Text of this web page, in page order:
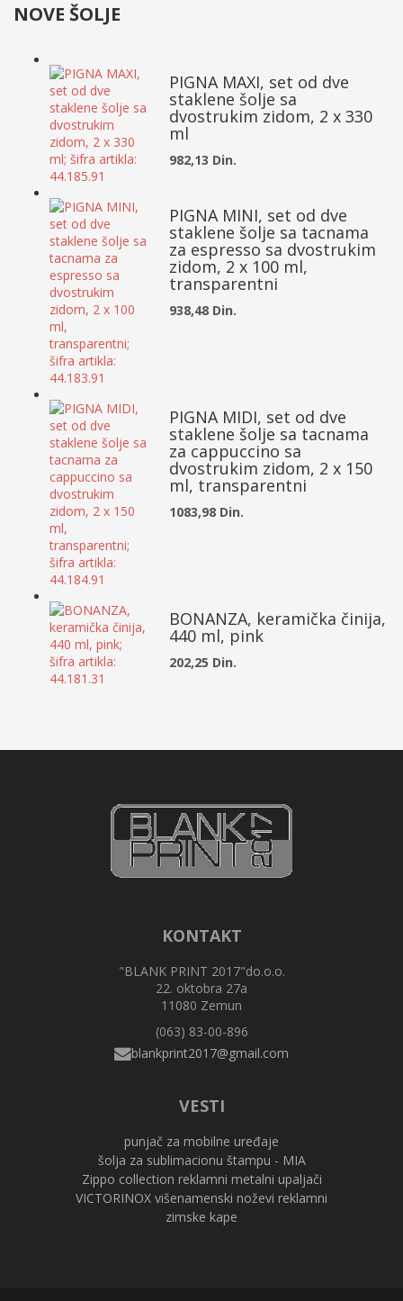
NOVE ŠOLJE
PIGNA MAXI, set od dve
staklene šolje sa
dvostrukim zidom, 2 x 330
ml
982,13 Din.
PIGNA MINI, set od dve
staklene šolje sa tacnama
za espresso sa dvostrukim
zidom, 2 x 100 ml,
transparentni
938,48 Din.
PIGNA MIDI, set od dve
staklene šolje sa tacnama
za cappuccino sa
dvostrukim zidom, 2 x 150
ml, transparentni
1083,98 Din.
BONANZA, keramička činija,
440 ml, pink
202,25 Din.
KONTAKT
"BLANK PRINT 2017"do.o.o.
22. oktobra 27a
11080 Zemun
(063) 83-00-896
VESTI
punjač za mobilne uređaje
šolja za sublimacionu štampu - MIA
Zippo collection reklamni metalni upaljači
VICTORINOX višenamenski noževi reklamni
zimske kape